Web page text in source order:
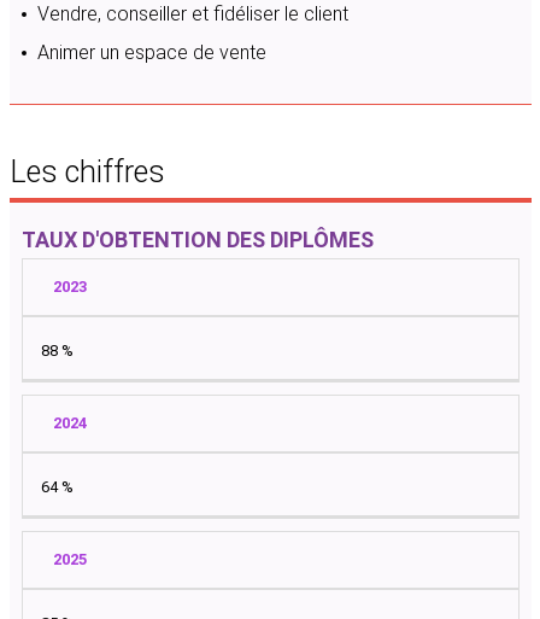
Vendre, conseiller et fidéliser le client
Animer un espace de vente
Les chiffres
TAUX D'OBTENTION DES DIPLÔMES
2023
88 %
2024
64 %
2025